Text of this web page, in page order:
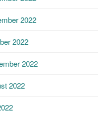
2022
2022
2022
2022